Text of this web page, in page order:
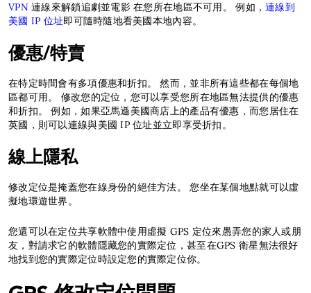
VPN連線來解鎖追劇並電影 在您所在地區不可用。 例如，連線到
美國 IP 位址即可隨時隨地看美國本地內容。
優惠/特賣
在特定時間會有多項優惠和折扣。 然而，並非所有這些都在每個地
區都可用。 修改您的定位，您可以享受您所在地區無法提供的優惠
和折扣。 例如，如果亞馬遜美國商店上的產品有優惠，而您居住在
英國，則可以連線與美國 IP 位址並立即享受折扣。
線上隱私
修改定位是掩蓋您在線身份的絕佳方法。 您坐在某個地點就可以虛
擬地環遊世界。
您還可以在定位共享軟體中使用虛擬 GPS 定位來愚弄您的家人或朋
友，對請求它的軟體隱藏您的實際定位，甚至在GPS 衛星無法很好
地找到您的實際定位時設定您的實際定位你。